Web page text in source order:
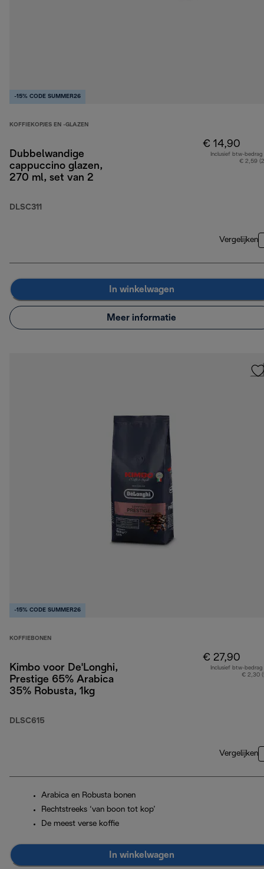
-15% CODE SUMMER26
KOFFIEKOPJES EN -GLAZEN
Dubbelwandige
cappuccino glazen,
270 ml, set van 2
DLSC311
€ 14,90
Inclusief btw-bedrag
€ 2,59
Vergelijken
In winkelwagen
Meer informatie
-15% CODE SUMMER26
KOFFIEBONEN
Kimbo voor De'Longhi,
Prestige 65% Arabica
35% Robusta, 1kg
DLSC615
€ 27,90
Inclusief btw-bedrag
€ 2,30
Vergelijken
Arabica en Robusta bonen
Rechtstreeks ‘van boon tot kop’
De meest verse koffie
In winkelwagen